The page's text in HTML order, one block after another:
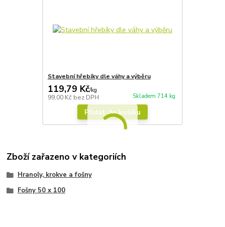
Stavební hřebíky dle váhy a výběru
119,79 Kč/kg
99,00 Kč bez DPH Skladem 714 kg
Přidat do košíku
Zboží zařazeno v kategoriích
Hranoly, krokve a fošny
Fošny 50 x 100